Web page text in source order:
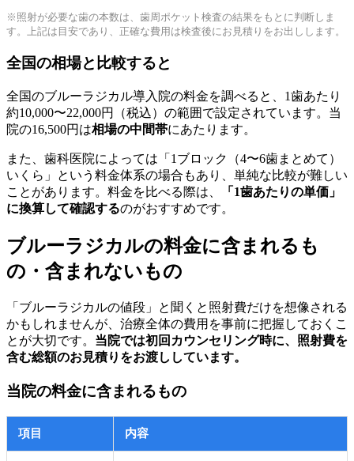
※照射が必要な歯の本数は、歯周ポケット検査の結果をもとに判断しま
す。上記は目安であり、正確な費用は検査後にお見積りをお出しします。
全国の相場と比較すると
全国のブルーラジカル導入院の料金を調べると、1歯あたり
約10,000〜22,000円（税込）の範囲で設定されています。当
院の16,500円は相場の中間帯にあたります。
また、歯科医院によっては「1ブロック（4〜6歯まとめて）
いくら」という料金体系の場合もあり、単純な比較が難しい
ことがあります。料金を比べる際は、
「1歯あたりの単価」
に換算して確認するのがおすすめです。
ブルーラジカルの料金に含まれるも
の・含まれないもの
「ブルーラジカルの値段」と聞くと照射費だけを想像される
かもしれませんが、治療全体の費用を事前に把握しておくこ
とが大切です。 当院では初回カウンセリング時に、照射費を
含む総額のお見積りをお渡ししています。
当院の料金に含まれるもの
項目 内容